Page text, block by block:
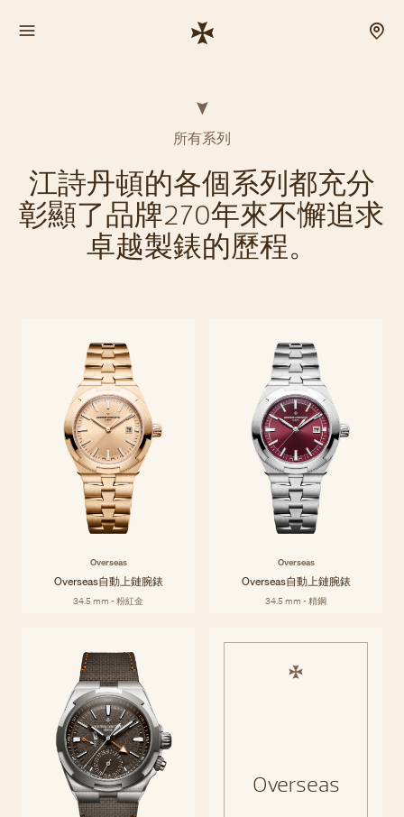
所有系列
江詩丹頓的各個系列都充分
彰顯了品牌270年來不懈追求
卓越製錶的歷程。
Overseas
現代、優雅、休閒的Overseas系列，隨時準備從容應對每一次冒險。 系
列時計配備防水錶殼及令人印象深刻的複雜功能，不止於外觀亮眼。
探索系列
Overseas
Overseas自動上鏈腕錶
34.5 mm - 粉紅金
Overseas
Overseas自動上鏈腕錶
34.5 mm - 精鋼
Overseas